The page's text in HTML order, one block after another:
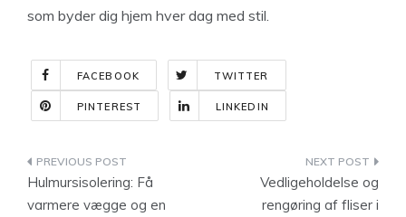
som byder dig hjem hver dag med stil.
FACEBOOK TWITTER
PINTEREST LINKEDIN
Indlægsnavigation
Hulmursisolering: Få
varmere vægge og en
Vedligeholdelse og
rengøring af fliser i